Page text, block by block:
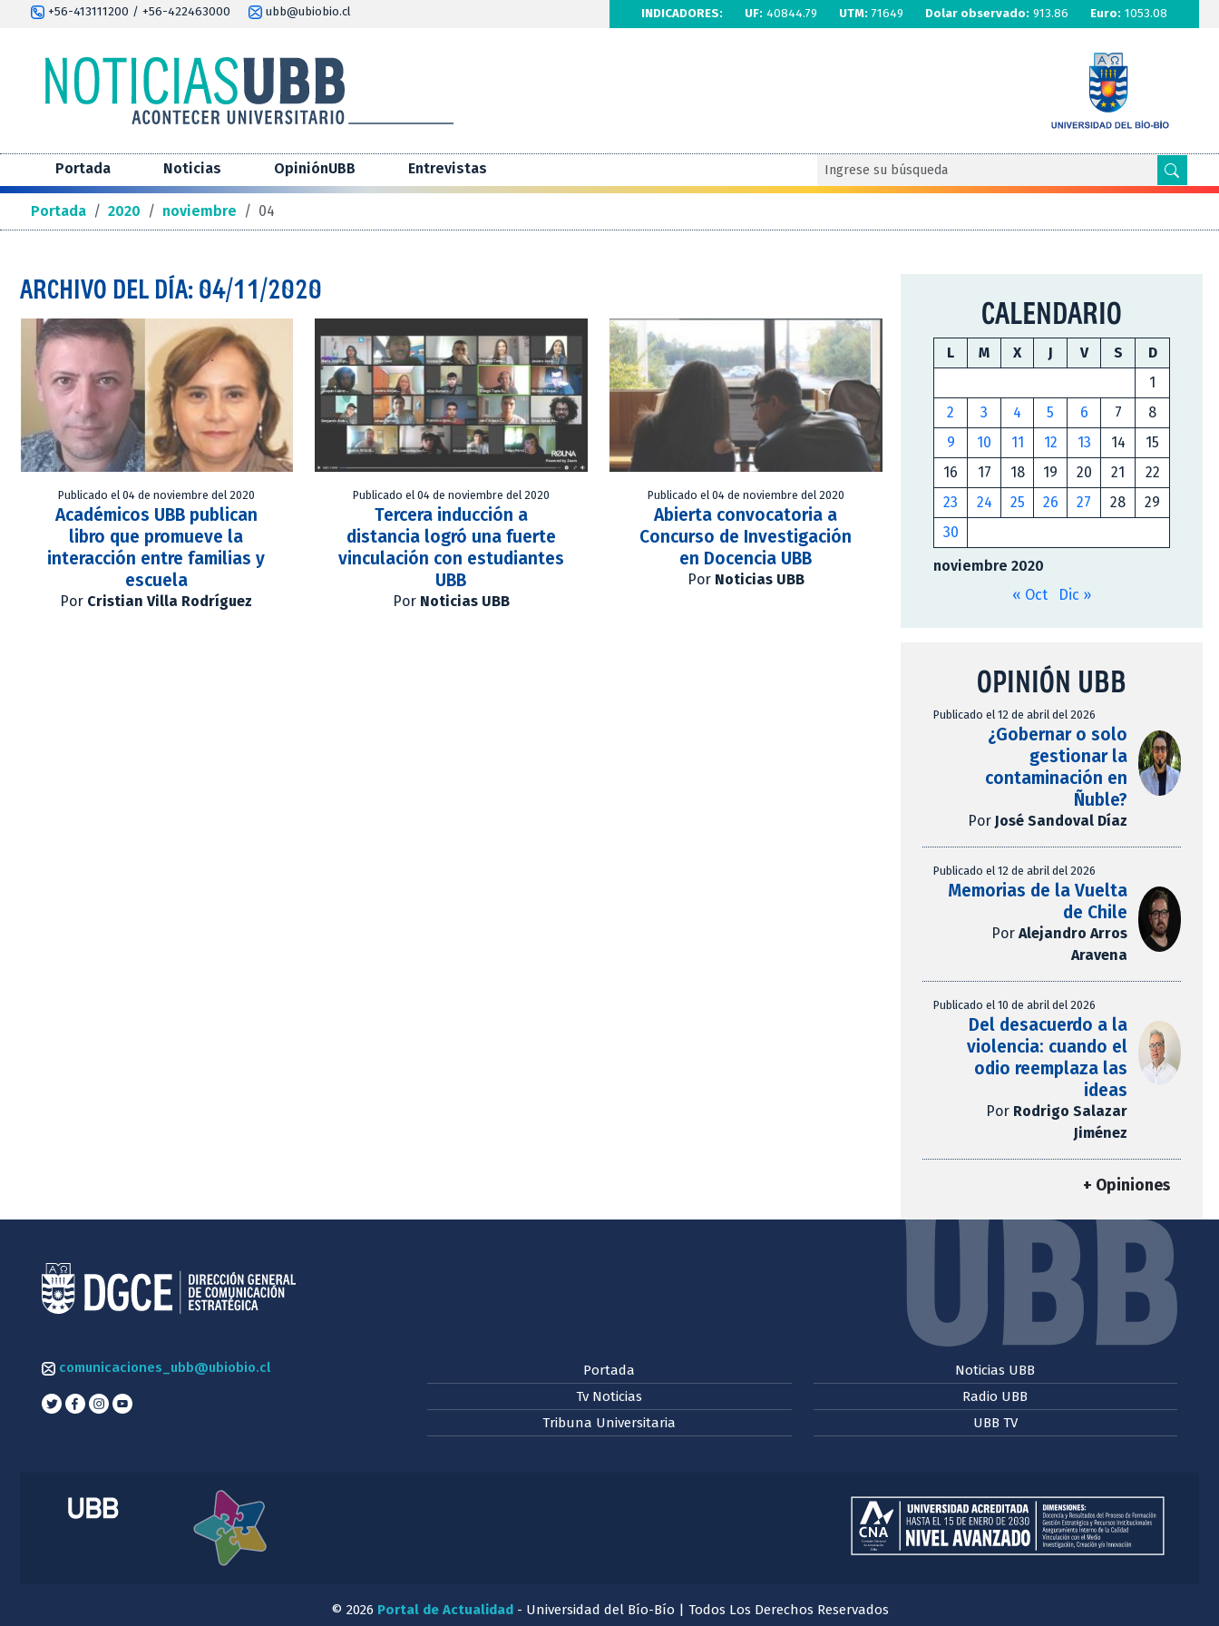
+56-413111200 / +56-422463000 ubb@ubiobio.cl INDICADORES: UF: 40844.79 UTM: 71649 Dolar observado: 913.86 Euro: 1053.08
Portada Noticias OpiniónUBB Entrevistas
Portada / 2020 / noviembre / 04
ARCHIVO DEL DÍA: 04/11/2020
Publicado el 04 de noviembre del 2020
Académicos UBB publican
libro que promueve la
interacción entre familias y
escuela
Por Cristian Villa Rodríguez
Publicado el 04 de noviembre del 2020
Tercera inducción a
distancia logró una fuerte
vinculación con estudiantes
UBB
Por Noticias UBB
Publicado el 04 de noviembre del 2020
Abierta convocatoria a
Concurso de Investigación
en Docencia UBB
Por Noticias UBB
CALENDARIO
noviembre 2020
L M X J V S
D
1
2
3 4 5 6 7
8
9
10 11 12 13 14
15
16
17 18 19 20 21
22
23
24 25 26 27 28
29
30
« Oct Dic »
OPINIÓN UBB
Publicado el 12 de abril del 2026
¿Gobernar o solo
gestionar la
contaminación en
Ñuble?
Por José Sandoval Díaz
Publicado el 12 de abril del 2026
Memorias de la Vuelta
de Chile
Por Alejandro Arros
Aravena
Publicado el 10 de abril del 2026
Del desacuerdo a la
violencia: cuando el
odio reemplaza las
ideas
Por Rodrigo Salazar
Jiménez
+ Opiniones
comunicaciones_ubb@ubiobio.cl
Portada
Tv Noticias
Tribuna Universitaria
Noticias UBB
Radio UBB
UBB TV
© 2026 Portal de Actualidad- Universidad del Bío-Bío | Todos Los Derechos Reservados